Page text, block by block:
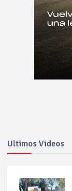
Ultimos Videos